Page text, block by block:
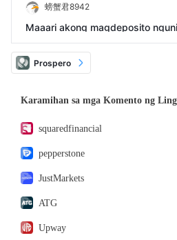
螃蟹君8942
Maaari akong magdeposito
raw.
Prospero
Karamihan sa mga Komento ng
squaredfinancial
pepperstone
JustMarkets
ATG
Upway